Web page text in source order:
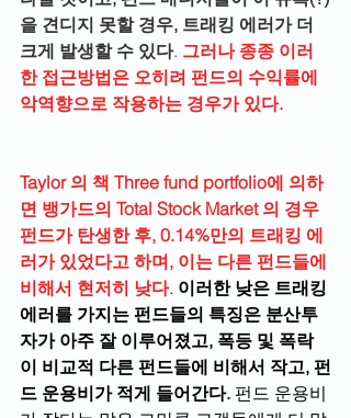
을 견디지 못할 경우, 트래킹 에러가 더
크게 발생할 수 있다. 그러나 종종 이러
한 접근방법은 오히려 펀드의 수익률에
악역향으로 작용하는 경우가 있다.
Taylor 의 책 Three fund portfolio에 의하
면 뱅가드의 Total Stock Market 의 경우
펀드가 탄생한 후, 0.14%만의 트래킹 에
러가 있었다고 하며, 이는 다른 펀드들에
비해서 현저히 낮다. 이러한 낮은 트래킹
에러를 가지는 펀드들의 특징은 분산투
자가 아주 잘 이루어졌고, 폭등 및 폭락
이 비교적 다른 펀드들에 비해서 작고, 펀
드 운용비가 적게 들어간다. 펀드 운용비